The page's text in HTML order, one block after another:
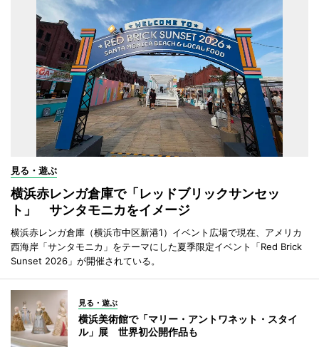
見る・遊ぶ
横浜赤レンガ倉庫で「レッドブリックサンセッ
ト」 サンタモニカをイメージ
横浜赤レンガ倉庫（横浜市中区新港1）イベント広場で現在、アメリカ
西海岸「サンタモニカ」をテーマにした夏季限定イベント「Red Brick
Sunset 2026」が開催されている。
見る・遊ぶ
横浜美術館で「マリー・アントワネット・スタイ
ル」展 世界初公開作品も